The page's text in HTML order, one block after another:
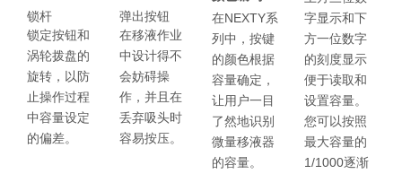
锁杆
锁定按钮和
涡轮拨盘的
旋转，以防
止操作过程
中容量设定
的偏差。
弹出按钮
在移液作业
中设计得不
会妨碍操
作，并且在
丢弃吸头时
容易按压。
在NEXTY系
列中，按键
的颜色根据
容量确定，
让用户一目
了然地识别
微量移液器
的容量。
字显示和下
方一位数字
的刻度显示
便于读取和
设置容量。
您可以按照
最大容量的
1/1000逐渐